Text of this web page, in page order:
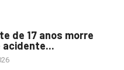
de 17 anos morre
acidente...